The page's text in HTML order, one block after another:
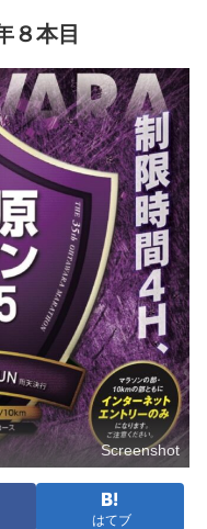
８本目
Screenshot
はてブ